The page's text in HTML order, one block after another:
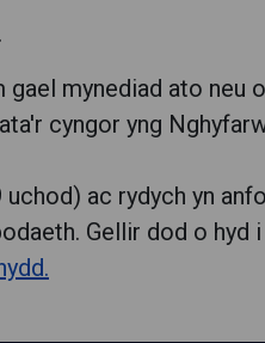
.
gael mynediad ato neu
cyngor yng
ac rydych yn
Gellir dod o hyd